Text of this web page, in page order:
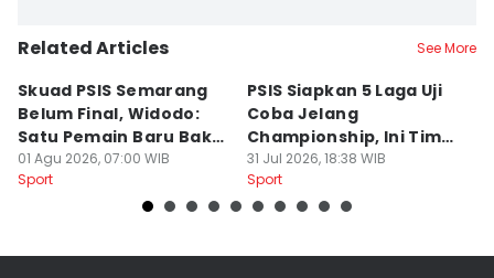
Related Articles See More
Skuad PSIS Semarang
Belum Final, Widodo:
Satu Pemain Baru Bakal
Gabung
01 Agu 2026, 07:00 WIB
Sport
PSIS Siapkan 5 Laga Uji
Coba Jelang
Championship, Ini Tim
Calon Lawan
31 Jul 2026, 18:38 WIB
Sport